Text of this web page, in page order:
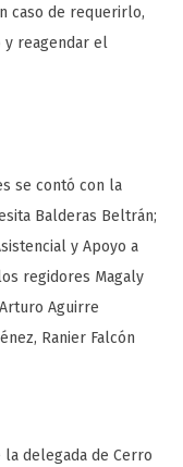
caso de requerirlo,
reagendar el
se contó con la
Balderas Beltrán;
y Apoyo a
regidores Magaly
Aguirre
Ranier Falcón
delegada de Cerro